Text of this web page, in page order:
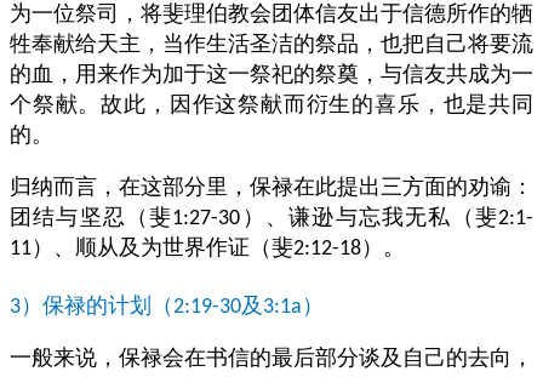
为一位祭司，将斐理伯教会团体信友出于信德所作的牺
牲奉献给天主，当作生活圣洁的祭品，也把自己将要流
的血，用来作为加于这一祭祀的祭奠，与信友共成为一
个祭献。故此，因作这祭献而衍生的喜乐，也是共同
的。
归纳而言，在这部分里，保禄在此提出三方面的劝谕：
团结与坚忍（斐1:27-30 ）、谦逊与忘我无私（斐2:1-
11）、顺从及为世界作证（斐2:12-18）。
3）保禄的计划（2:19-30及 3:1a ）
一般来说，保禄会在书信的最后部分谈及自己的去向，